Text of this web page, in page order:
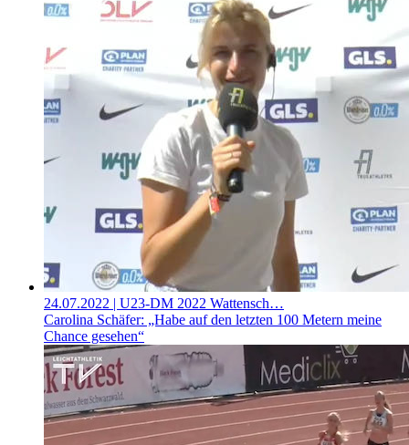
24.07.2022 | U23-DM 2022 Wattensch…
Carolina Schäfer: „Habe auf den letzten 100 Metern meine
Chance gesehen“